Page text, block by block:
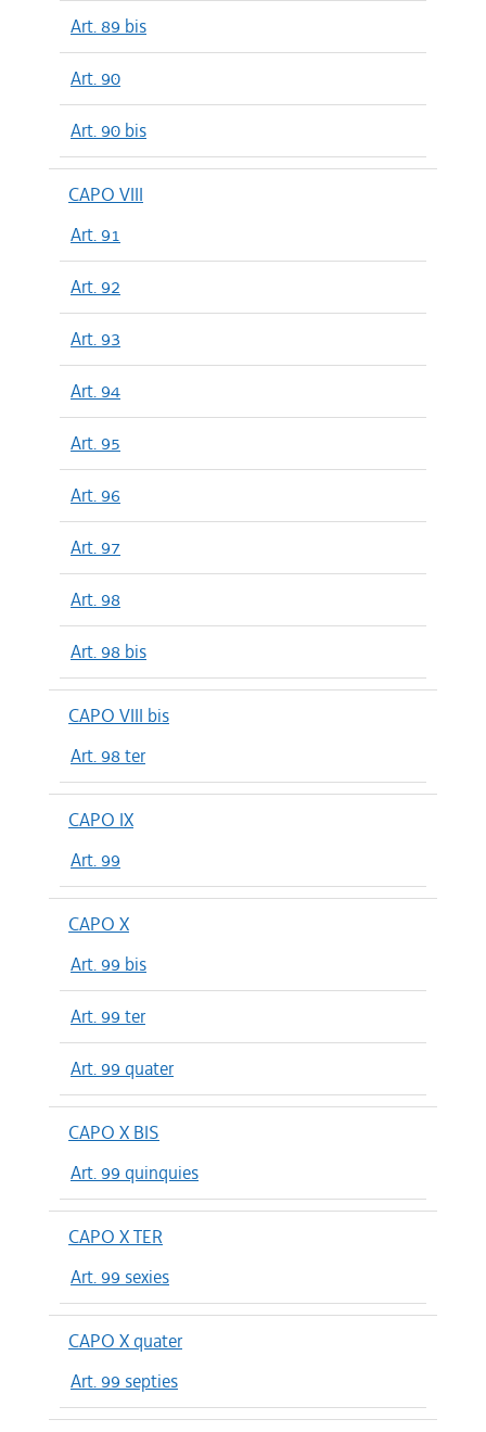
Art. 89 bis
Art. 90
Art. 90 bis
CAPO VIII
Art. 91
Art. 92
Art. 93
Art. 94
Art. 95
Art. 96
Art. 97
Art. 98
Art. 98 bis
CAPO VIII bis
Art. 98 ter
CAPO IX
Art. 99
CAPO X
Art. 99 bis
Art. 99 ter
Art. 99 quater
CAPO X BIS
Art. 99 quinquies
CAPO X TER
Art. 99 sexies
CAPO X quater
Art. 99 septies